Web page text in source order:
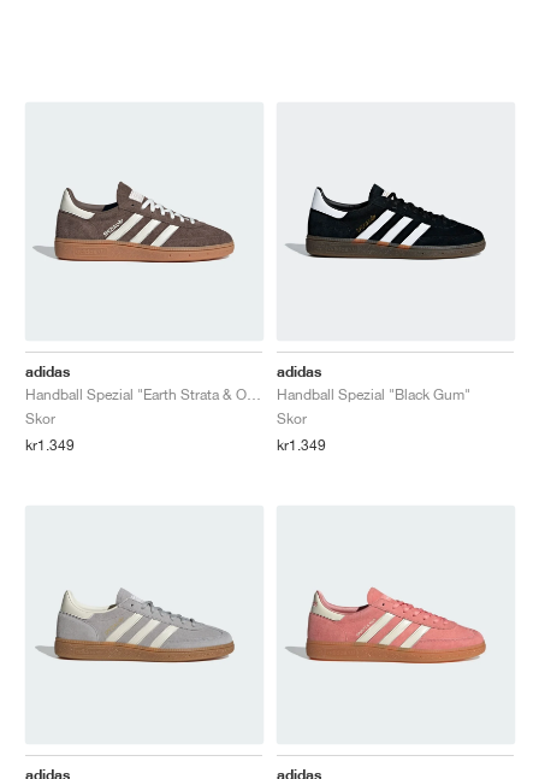
adidas
Skor
kr1.349
adidas
Handball Spezial "Black Gum"
Skor
kr1.349
adidas
adidas